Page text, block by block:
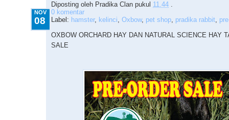
Diposting oleh Pradika Clan pukul 11.44 .
NOV
08
0 komentar
Label: hamster, kelinci, Oxbow, pet shop, pradika rabbit,
OXBOW ORCHARD HAY DAN NATURAL SCIENCE HAY
SALE